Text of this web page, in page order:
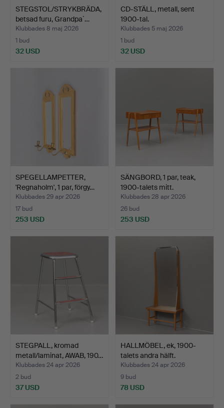
STEGSTOL/STRYKBRÄDA,
betsad furu, Grandpa`…
Klubbades 8 maj 2026
1 bud
32 USD
CD-STÄLL, metall, sent
1900-tal.
Klubbades 5 maj 2026
1 bud
32 USD
SPEGELLAMPETTER,
'Regnaholm', 1 par, förgy…
Klubbades 29 apr 2026
17 bud
253 USD
SÄNGBORD, 1 par, teak,
1900-talets mitt.
Klubbades 28 apr 2026
26 bud
253 USD
STEGPALL, kromad
metall/laminat, AWAB, 190…
Klubbades 24 apr 2026
2 bud
37 USD
HALLMÖBEL, ek, 1900-
talets andra hälft.
Klubbades 24 apr 2026
9 bud
78 USD